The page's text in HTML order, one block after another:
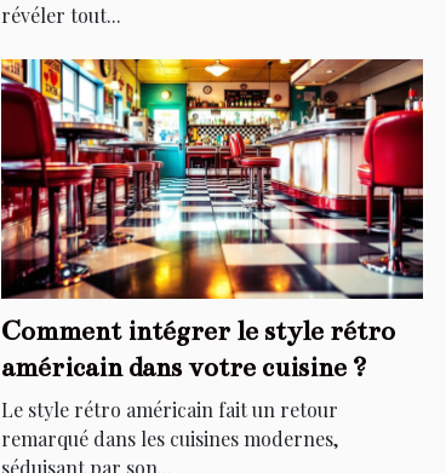
révéler tout...
Comment intégrer le style rétro
américain dans votre cuisine ?
Le style rétro américain fait un retour
remarqué dans les cuisines modernes,